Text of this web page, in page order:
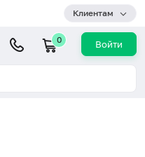
Клиентам
0 Войти